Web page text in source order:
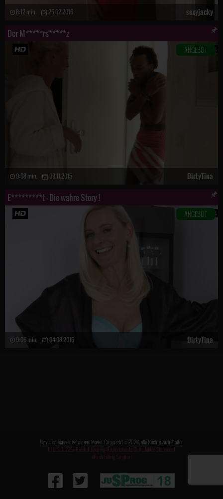
8:12 min. 25.02.2016 sexyjacky
Der M*****rs*****z
ANGEBOT
9:08 min. 09.11.2015 DirtyTina
E*********t – Die wahre Story !
ANGEBOT
9:06 min. 04.08.2015 DirtyTina
Big7® ist eine eingetragene Marke. Copyright © 2026, alle Rechte vorbehalten
18 U.S.C. 2257 Record-Keeping Requirements Compliance Statement
ePoch Billing Support